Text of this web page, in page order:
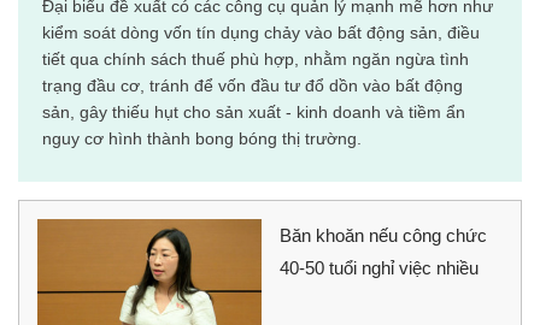
Đại biểu đề xuất có các công cụ quản lý mạnh mẽ hơn như
kiểm soát dòng vốn tín dụng chảy vào bất động sản, điều
tiết qua chính sách thuế phù hợp, nhằm ngăn ngừa tình
trạng đầu cơ, tránh để vốn đầu tư đổ dồn vào bất động
sản, gây thiếu hụt cho sản xuất - kinh doanh và tiềm ẩn
nguy cơ hình thành bong bóng thị trường.
Băn khoăn nếu công chức
40-50 tuổi nghỉ việc nhiều